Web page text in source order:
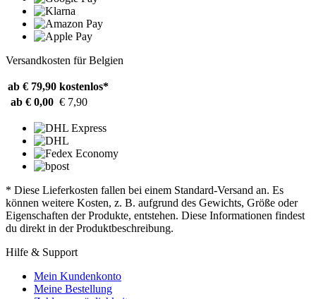
Versandkosten für Belgien
ab € 79,90 kostenlos*
ab € 0,00 € 7,90
* Diese Lieferkosten fallen bei einem Standard-Versand an. Es
können weitere Kosten, z. B. aufgrund des Gewichts, Größe oder
Eigenschaften der Produkte, entstehen. Diese Informationen findest
du direkt in der Produktbeschreibung.
Hilfe & Support
Mein Kundenkonto
Meine Bestellung